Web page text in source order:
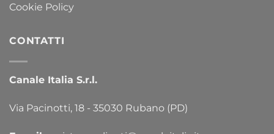
Cookie Policy
CONTATTI
Canale Italia S.r.l.
Via Pacinotti, 18 - 35030 Rubano (PD)